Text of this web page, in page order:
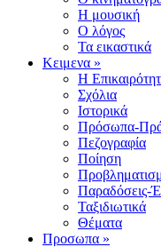
Η μουσική
Ο λόγος
Τα εικαστικά
Κειμενα »
Η
Σχόλια
Ιστορικά
Πρόσωπα-
Πεζογραφία
Ποίηση
Παραδόσεις-
Ταξιδιωτικά
Θέματα
Προσωπα »